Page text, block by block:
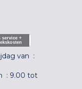
service +
van :
: 9.00 tot